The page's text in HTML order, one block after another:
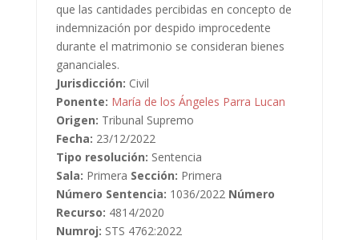
que las cantidades percibidas en concepto de
indemnización por despido improcedente
durante el matrimonio se consideran bienes
gananciales.
Jurisdicción: Civil
Ponente: María de los Ángeles Parra Lucan
Origen: Tribunal Supremo
Fecha: 23/12/2022
Tipo resolución: Sentencia
Sala: Primera Sección: Primera
Número Sentencia: 1036/2022 Número
Recurso: 4814/2020
Numroj: STS 4762:2022